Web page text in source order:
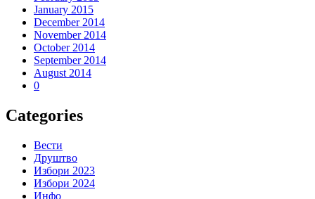
January 2015
December 2014
November 2014
October 2014
September 2014
August 2014
0
Categories
Вести
Друштво
Избори 2023
Избори 2024
Инфо